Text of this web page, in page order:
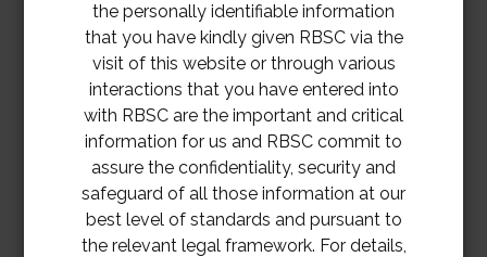
เมษายน 2568 ตั้งแต่เวลา 10.00 น. เป็นต้นไป
ห้องบิลเลียดจะเปิดให้บริการตามปกติยกเว้นโต๊ะบิลเลียด
สมาคมฯ ต้องขออภัยเป็นอย่างยิ่งสำหรับความไม่สะดวกที่
เกิดขึ้น
the personally identifiable information
that you have kindly given RBSC via the
visit of this website or through various
interactions that you have entered into
with RBSC are the important and critical
information for us and RBSC commit to
assure the confidentiality, security and
safeguard of all those information at our
best level of standards and pursuant to
the relevant legal framework. For details,